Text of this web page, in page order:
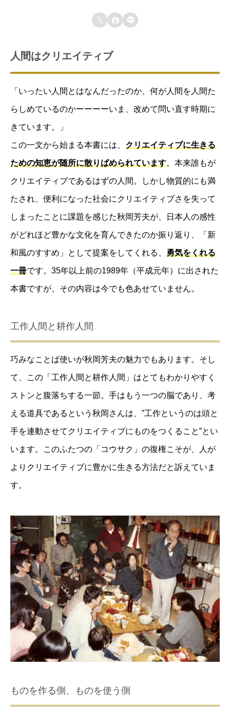
著
個
レビュー投稿には、会員登録が必要です。
会員登録する
  
人間はクリエイティブ
「いったい人間とはなんだったのか、何が人間を人間た
らしめているのかーーーーいま、改めて問い直す時期に
きています。」
この一文から始まる本書には、 クリエイティブに生きる
ための知恵が随所に散りばめられています。本来誰もが
クリエイティブであるはずの人間。しかし物質的にも満
たされ、便利になった社会にクリエイティブさを失って
しまったことに課題を感じた秋岡芳夫が、日本人の感性
がどれほど豊かな文化を育んできたのか振り返り、「新
和風のすすめ」として提案をしてくれる、 勇気をくれる
一冊です。35年以上前の1989年（平成元年）に出された
本書ですが、その内容は今でも色あせていません。
工作人間と耕作人間
巧みなことば使いが秋岡芳夫の魅力でもあります。そし
て、この「工作人間と耕作人間」はとてもわかりやすく
ストンと腹落ちする一節。手はもう一つの脳であり、考
える道具であるという秋岡さんは、”工作というのは頭と
手を連動させてクリエイティブにものをつくること”とい
います。このふたつの「コウサク」の復権こそが、人が
よりクリエイティブに豊かに生きる方法だと訴えていま
す。
ものを作る側、ものを使う側